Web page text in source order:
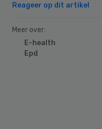
Reageer op dit artikel
Meer over:
E-health
Epd